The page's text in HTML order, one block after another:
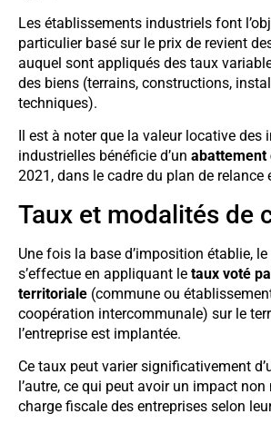
Les établissements industriels font
particulier basé sur le prix de revient
auquel sont appliqués des taux
des biens (terrains, constructions,
techniques).
Il est à noter que la valeur locative
industrielles bénéficie d’un abattement
2021, dans le cadre du plan de relance
Taux et modalités de
Une fois la base d’imposition établie,
s’effectue en appliquant le taux voté
territoriale (commune ou
coopération intercommunale) sur le
l’entreprise est implantée.
Ce taux peut varier significativement
l’autre, ce qui peut avoir un impact
charge fiscale des entreprises selon